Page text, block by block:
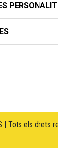
| Tots els drets